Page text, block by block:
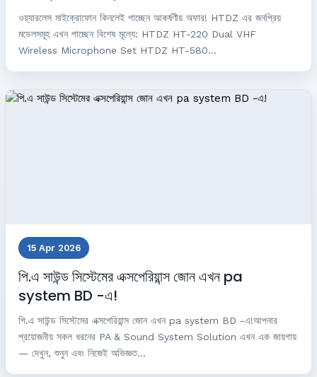
ওয়্যারলেস মাইক্রোফোন কিনলেই পাচ্ছেন আকর্ষণীয় অফার! HTDZ এর জনপ্রিয়
মডেলসমূহ এখন পাচ্ছেন বিশেষ মূল্যে: HTDZ HT-220 Dual VHF
Wireless Microphone Set HTDZ HT-580...
15 Apr 2026
পি.এ সাউন্ড সিস্টেমের এক্সপেরিয়ান্স জোন এখন pa
system BD -এ!
পি.এ সাউন্ড সিস্টেমের এক্সপেরিয়ান্স জোন এখন pa system BD -এ!আপনার
প্রয়োজনীয় সকল ধরনের PA & Sound System Solution এখন এক জায়গায়
— দেখুন, শুনুন এবং নিজেই অভিজ্ঞত...